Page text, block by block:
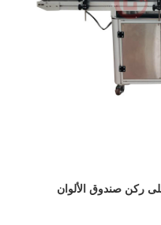
ركن صندوق الألوان